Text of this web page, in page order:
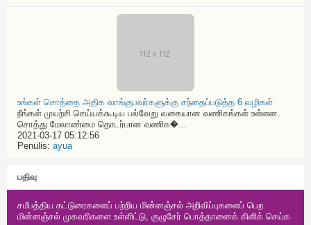
உங்கள் சொத்தை அதிக வாங்குபவர்களுக்கு சந்தைப்படுத்த 6 வழிகள்
நீங்கள் முயற்சி செய்யக்கூடிய பல்வேறு வகையான வணிகங்கள் உள்ளன.
சொத்து மேலாண்மை தொடர்பான வணிக�...
2021-03-17 05:12:56
Penulis: ayua
பதிவு
சமீபத்திய கட்டுரைகளைப் பற்றிய மின்னஞ்சல் அறிவிப்புகளைப் பெற
மின்னஞ்சல் முகவரிகளை உள்ளிட்டு, குழுசேர் பொத்தானைக் கிளிக் செய்க